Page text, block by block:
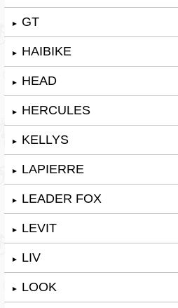
► GT
► HAIBIKE
► HEAD
► HERCULES
► KELLYS
► LAPIERRE
► LEADER FOX
► LEVIT
► LIV
► LOOK